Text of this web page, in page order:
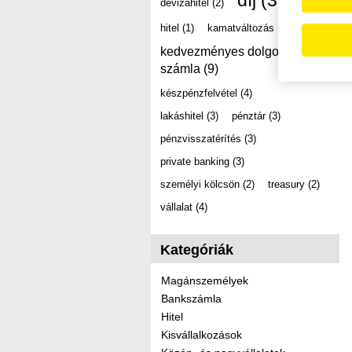
devizahitel (2)
hitel (1) kamatváltozás (2)
kedvezményes dolgozói
számla (9)
készpénzfelvétel (4)
lakáshitel (3) pénztár (3)
pénzvisszatérítés (3)
private banking (3)
személyi kölcsön (2) treasury (2)
vállalat (4)
Kategóriák
Magánszemélyek
Bankszámla
Hitel
Kisvállalkozások